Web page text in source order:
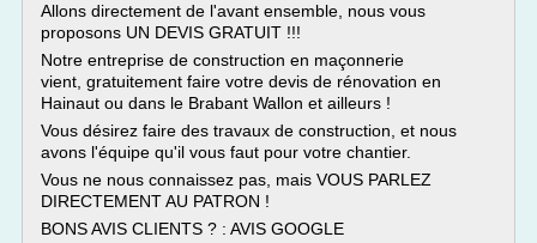
Allons directement de l'avant ensemble, nous vous
proposons UN DEVIS GRATUIT !!!
Notre entreprise de construction en maçonnerie
vient, gratuitement faire votre devis de rénovation en
Hainaut ou dans le Brabant Wallon et ailleurs !
Vous désirez faire des travaux de construction, et nous
avons l'équipe qu'il vous faut pour votre chantier.
Vous ne nous connaissez pas, mais VOUS PARLEZ
DIRECTEMENT AU PATRON !
BONS AVIS CLIENTS ? : AVIS GOOGLE